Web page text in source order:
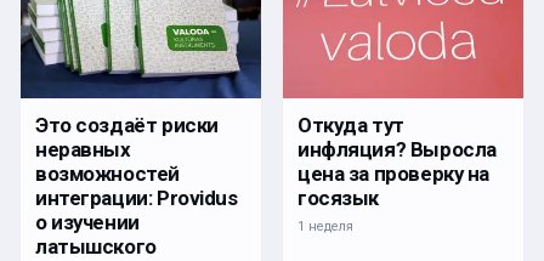
Это создаёт риски
неравных
возможностей
интеграции: Providus
о изучении
латышского
Откуда тут
инфляция? Выросла
цена за проверку на
госязык
1 неделя